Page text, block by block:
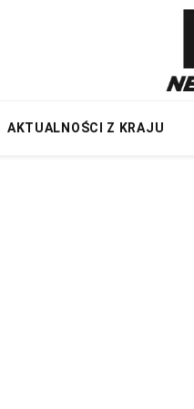
AKTUALNOŚCI Z KRAJU